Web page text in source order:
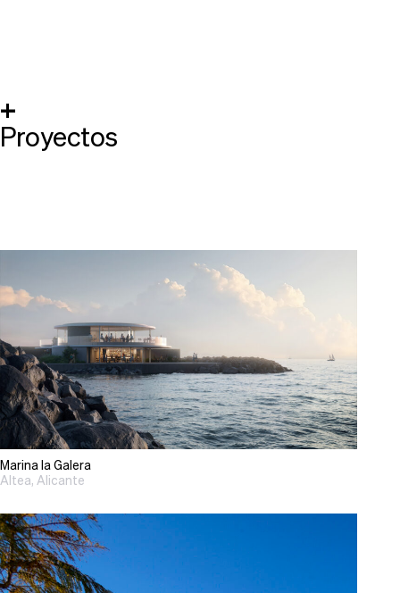
+
Proyectos
Marina la Galera
Altea, Alicante